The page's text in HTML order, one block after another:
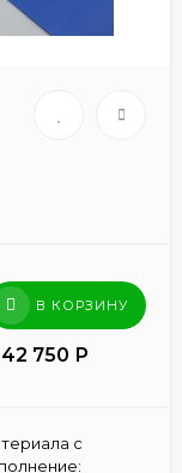
В КОРЗИНУ
42 750 Р
с